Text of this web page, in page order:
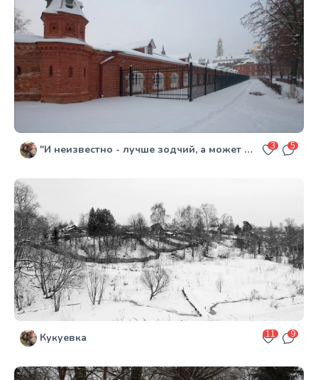
"И неизвестно - лучше зодчий, а может лучше - если бес..." (с) 3 5
Кукуевка 11 9